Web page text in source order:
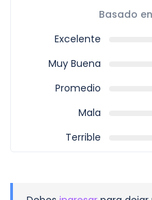
Basado en
Excelente
Muy Buena
Promedio
Mala
Terrible